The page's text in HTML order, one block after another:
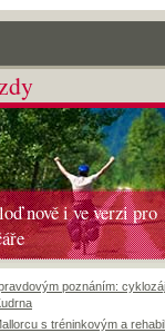
nově i ve verzi pro
poznáním:
s tréninkovým a